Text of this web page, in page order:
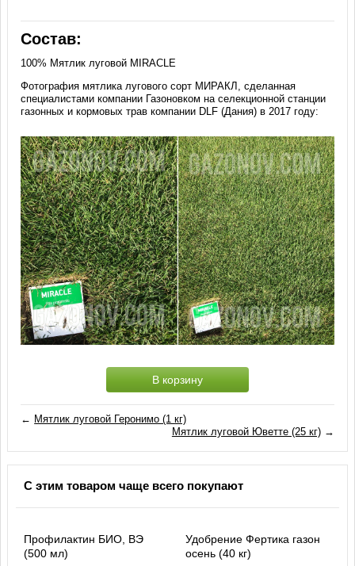
Состав:
100% Мятлик луговой MIRACLE
Фотография мятлика лугового сорт МИРАКЛ, сделанная
специалистами компании Газоновком на селекционной станции
газонных и кормовых трав компании DLF (Дания) в 2017 году:
В корзину
← Мятлик луговой Геронимо (1 кг)
Мятлик луговой Юветте (25 кг)→
С этим товаром чаще всего покупают
Профилактин БИО, ВЭ
(500 мл)
Удобрение Фертика газон
осень (40 кг)